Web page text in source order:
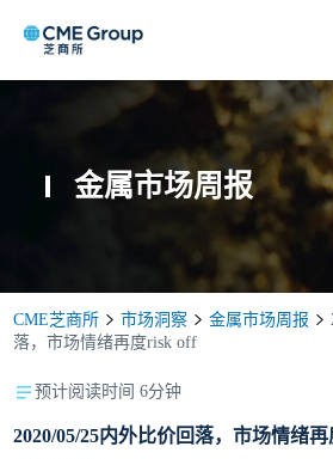
金属市场周报
CME芝商所 市场洞察 金属市场周报
落，市场情绪再度risk off
预计阅读时间 6分钟
2020/05/25内外比价回落，市场情绪